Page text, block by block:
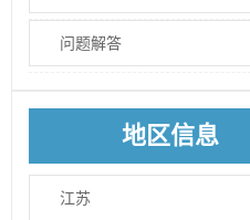
问题解答
地区信息
江苏